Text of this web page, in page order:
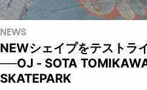
NEWS
NEWシェイプをテストラ
──OJ - SOTA
SKATEPARK